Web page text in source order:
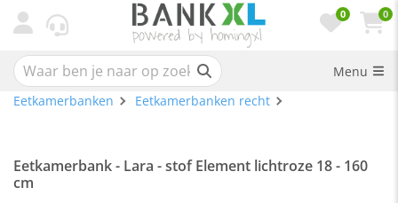
0 0
Menu
Eetkamerbanken
Eetkamerbanken recht
Eetkamerbank - Lara - stof Element lichtroze 18 - 160
cm